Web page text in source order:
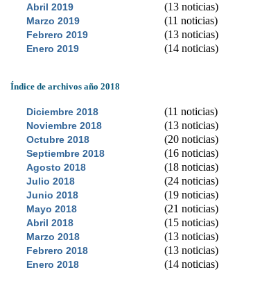
Abril 2019 (13 noticias)
Marzo 2019 (11 noticias)
Febrero 2019 (13 noticias)
Enero 2019 (14 noticias)
Índice de archivos año 2018
Diciembre 2018 (11 noticias)
Noviembre 2018 (13 noticias)
Octubre 2018 (20 noticias)
Septiembre 2018 (16 noticias)
Agosto 2018 (18 noticias)
Julio 2018 (24 noticias)
Junio 2018 (19 noticias)
Mayo 2018 (21 noticias)
Abril 2018 (15 noticias)
Marzo 2018 (13 noticias)
Febrero 2018 (13 noticias)
Enero 2018 (14 noticias)